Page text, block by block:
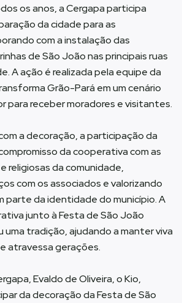
os anos, a Cergapa participa
da cidade para as
com a instalação das
de São João nas principais ruas
A ação é realizada pela equipe da
Grão-Pará em um cenário
para receber moradores e visitantes.
a decoração, a participação da
da cooperativa com as
religiosas da comunidade,
com os associados e valorizando
parte da identidade do município. A
junto à Festa de São João
tradição, ajudando a manter viva
atravessa gerações.
Evaldo de Oliveira, o Kio,
da decoração da Festa de São